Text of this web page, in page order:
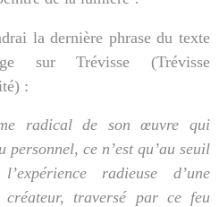
la dernière phrase du texte
sur Trévisse (Trévisse
:
radical de son œuvre qui
personnel, ce n’est qu’au seuil
radieuse d’une
créateur, traversé par ce feu